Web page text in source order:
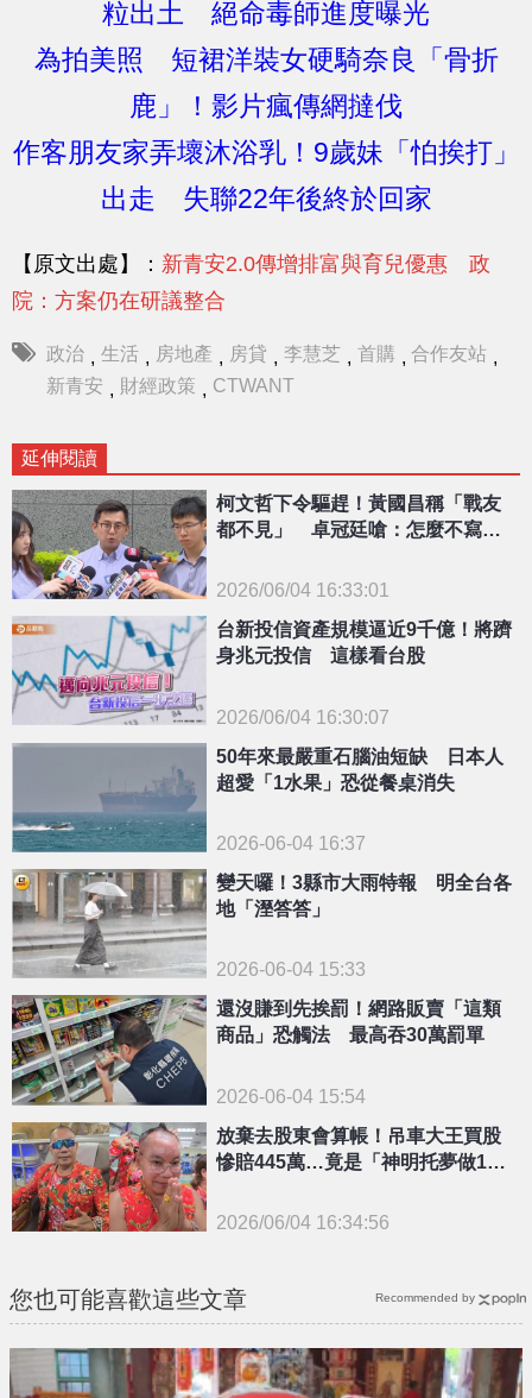
粒出土 絕命毒師進度曝光
為拍美照 短裙洋裝女硬騎奈良「骨折
鹿」！影片瘋傳網撻伐
作客朋友家弄壞沐浴乳！9歲妹「怕挨打」
出走 失聯22年後終於回家
【原文出處】： 新青安2.0傳增排富與育兒優惠 政
院：方案仍在研議整合
政治 , 生活 , 房地產 , 房貸 , 李慧芝 , 首購 , 合作友站 ,
新青安 , 財經政策 , CTWANT
延伸閱讀
{PLAYICON}
柯文哲下令驅趕！黃國昌稱「戰友
都不見」 卓冠廷嗆：怎麼不寫被
2026/06/04 16:33:01
台新投信資產規模逼近9千億！將躋
身兆元投信 這樣看台股
2026/06/04 16:30:07
50年來最嚴重石腦油短缺 日本人
超愛「1水果」恐從餐桌消失
2026-06-04 16:37
變天囉！3縣市大雨特報 明全台各
地「溼答答」
2026-06-04 15:33
還沒賺到先挨罰！網路販賣「這類
商品」恐觸法 最高吞30萬罰單
2026-06-04 15:54
放棄去股東會算帳！吊車大王買股
慘賠445萬…竟是「神明托夢做1
2026/06/04 16:34:56
您也可能喜歡這些文章 Recommended by